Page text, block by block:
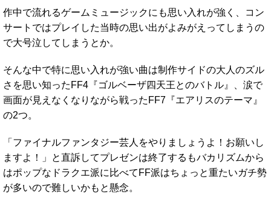
作中で流れるゲームミュージックにも思い入れが強く、コン
サートではプレイした当時の思い出がよみがえってしまうの
で大号泣してしまうとか。
そんな中で特に思い入れが強い曲は制作サイドの大人のズル
さを思い知ったFF4『ゴルベーザ四天王とのバトル』、涙で
画面が見えなくなりながら戦ったFF7『エアリスのテーマ』
の2つ。
「ファイナルファンタジー芸人をやりましょうよ！お願いし
ますよ！」と直訴してプレゼンは終了するもバカリズムから
はポップなドラクエ派に比べてFF派はちょっと重たいガチ勢
が多いので難しいかもと懸念。